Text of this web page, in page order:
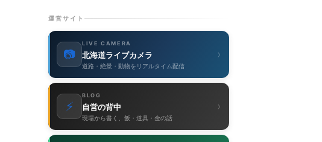
運営サイト
📷
LIVE CAMERA
北海道ライブカメラ
道路・絶景・動物をリアルタイム配信
›
⚡
BLOG
自営の背中
現場から書く、飯・道具・金の話
›